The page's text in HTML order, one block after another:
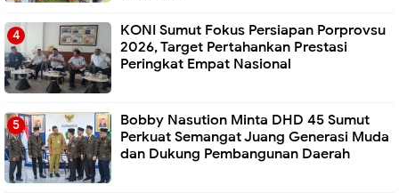
KONI Sumut Fokus Persiapan Porprovsu
2026, Target Pertahankan Prestasi
Peringkat Empat Nasional
Bobby Nasution Minta DHD 45 Sumut
Perkuat Semangat Juang Generasi Muda
dan Dukung Pembangunan Daerah